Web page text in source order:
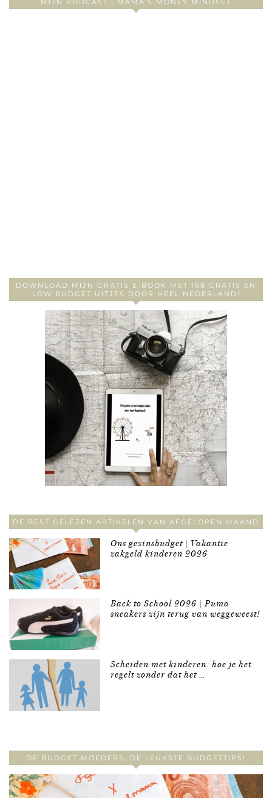
DOWNLOAD MIJN GRATIS E-BOOK MET 168 GRATIS EN
LOW BUDGET UITJES DOOR HEEL NEDERLAND!
DE BEST GELEZEN ARTIKELEN VAN AFGELOPEN MAAND
Ons gezinsbudget | Vakantie
zakgeld kinderen 2026
Back to School 2026 | Puma
sneakers zijn terug van weggeweest!
Scheiden met kinderen: hoe je het
regelt zonder dat het …
DE BUDGET MOEDERS, DE LEUKSTE BUDGETTIPS!